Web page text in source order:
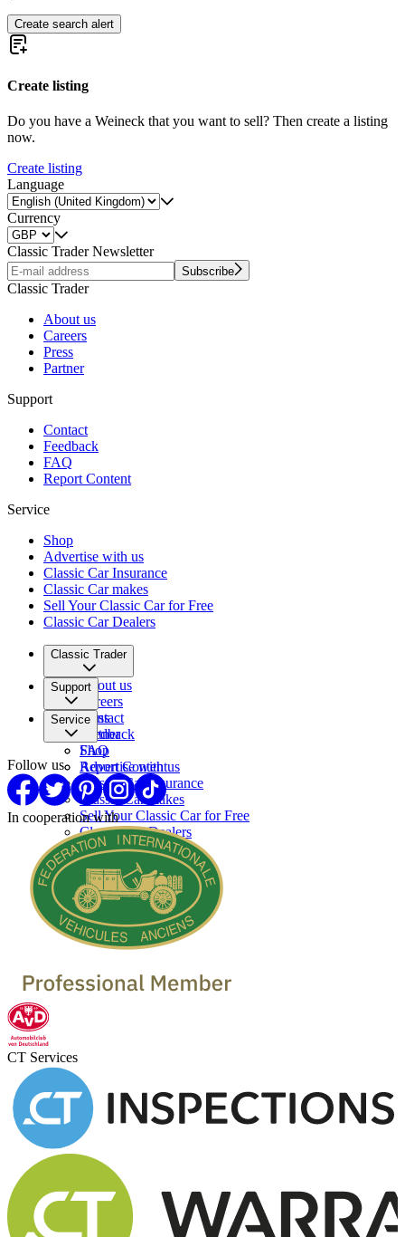
Create search alert
Create listing
Do you have a Weineck that you want to sell? Then create a listing
now.
Create listing
Language
Currency
Classic Trader Newsletter
Subscribe
Classic Trader
About us
Careers
Press
Partner
Support
Contact
Feedback
FAQ
Report Content
Service
Shop
Advertise with us
Classic Car Insurance
Classic Car makes
Sell Your Classic Car for Free
Classic Car Dealers
Classic Trader
About us
Careers
Press
Partner
Support
Contact
Feedback
FAQ
Report Content
Service
Shop
Advertise with us
Classic Car Insurance
Classic Car makes
Sell Your Classic Car for Free
Classic Car Dealers
Follow us
In cooperation with
CT Services